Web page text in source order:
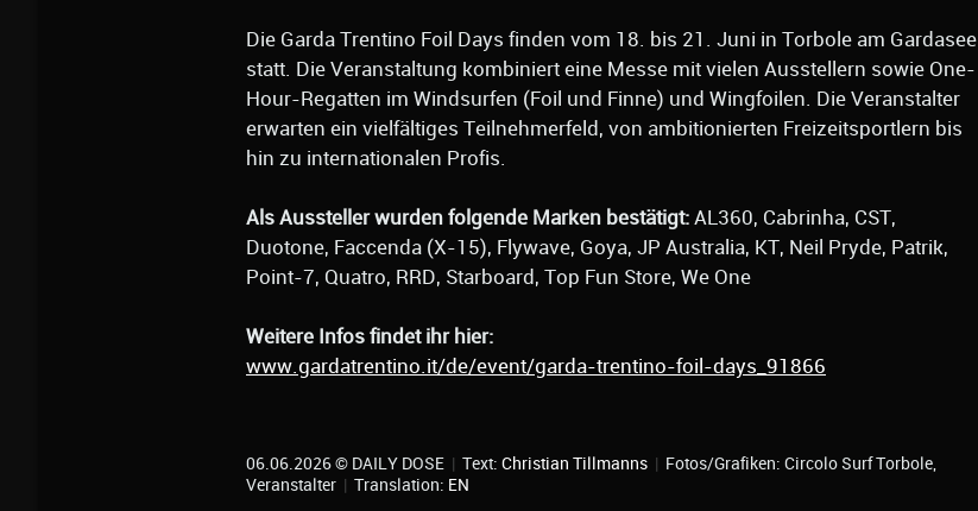
Die Garda Trentino Foil Days finden vom 18. bis 21. Juni in Torbole am Gardasee
statt. Die Veranstaltung kombiniert eine Messe mit vielen Ausstellern sowie One-
Hour-Regatten im Windsurfen (Foil und Finne) und Wingfoilen. Die Veranstalter
erwarten ein vielfältiges Teilnehmerfeld, von ambitionierten Freizeitsportlern bis
hin zu internationalen Profis.
Als Aussteller wurden folgende Marken bestätigt: AL360, Cabrinha, CST,
Duotone, Faccenda (X-15), Flywave, Goya, JP Australia, KT, Neil Pryde, Patrik,
Point-7, Quatro, RRD, Starboard, Top Fun Store, We One
Weitere Infos findet ihr hier:
www.gardatrentino.it/de/event/garda-trentino-foil-days_91866
06.06.2026 © DAILY DOSE | Text: Christian Tillmanns | Fotos/Grafiken: Circolo Surf Torbole,
Veranstalter | Translation: EN